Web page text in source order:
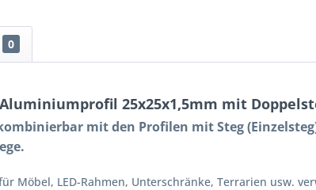
0
25x25x1,5mm mit
mit den Profilen mit Steg
Möbel, LED-Rahmen, Unterschränke, Terrarien usw.